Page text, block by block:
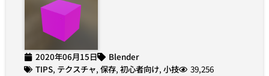
2020年06月15日
Blender
TIPS, テクスチャ, 保存, 初心者向け, 小技 39,256